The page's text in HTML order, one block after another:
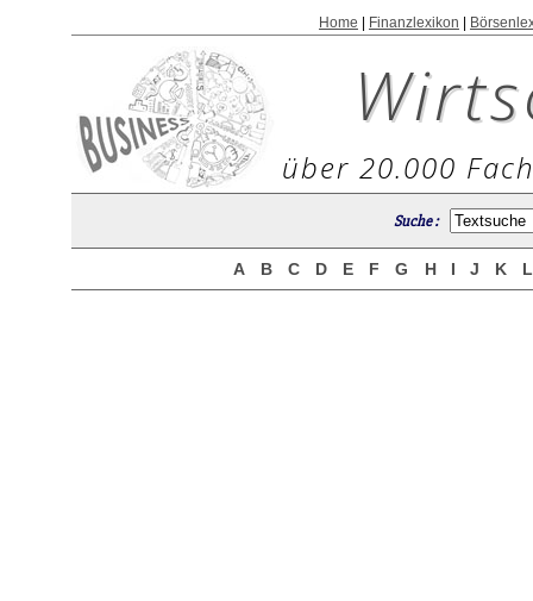
Home Finanzlexikon
über 20.000
Suche :
A B C D E F G H I J K